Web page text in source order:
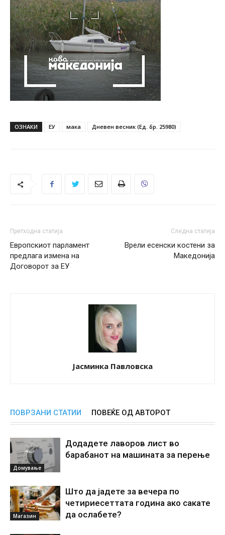
ОЗНАКИ ЕУ мака Дневен весник (Ед. бр. 25980)
Претходна статија
Европскиот парламент
предлага измена на
Договорот за ЕУ
Следна статија
Врели есенски костени за
Македонија
Јасминка Павловска
ПОВРЗАНИ СТАТИИ ПОВЕЌЕ ОД АВТОРОТ
Домување
Додадете лаворов лист во
барабанот на машината за перење
Магазин
Што да јадете за вечера по
четириесеттата година ако сакате
да ослабете?